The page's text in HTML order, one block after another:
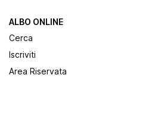
ALBO ONLINE
Cerca
Iscriviti
Area Riservata